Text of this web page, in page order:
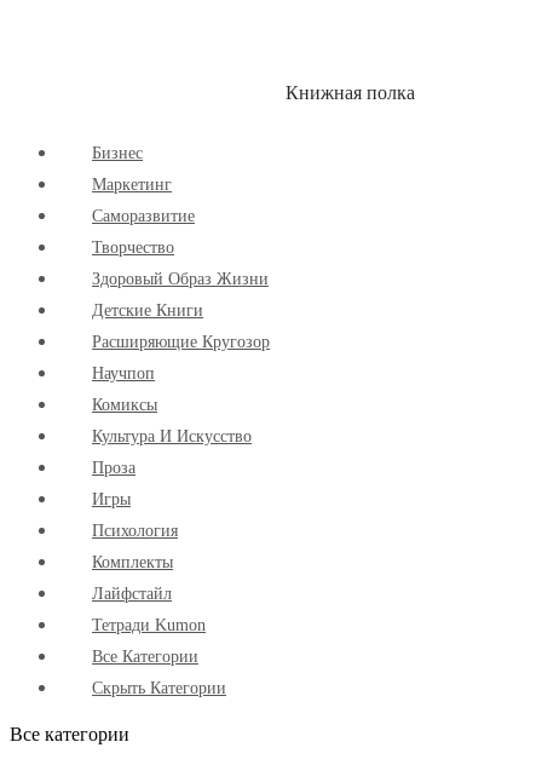
Книжная полка
Бизнес
Маркетинг
Cаморазвитие
Творчество
Здоровый Образ Жизни
Детские Книги
Расширяющие Кругозор
Научпоп
Комиксы
Культура И Искусство
Проза
Игры
Психология
Комплекты
Лайфстайл
Тетради Kumon
Все Категории
Скрыть Категории
Все категории